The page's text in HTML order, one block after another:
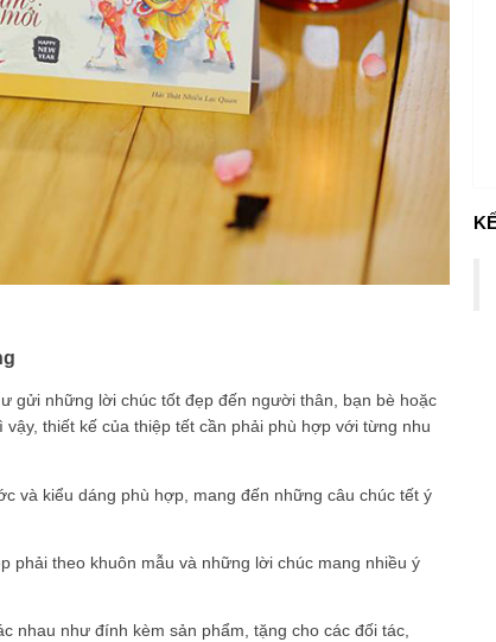
gửi những lời chúc tốt đẹp đến người thân, bạn bè hoặc
thiết kế của thiệp tết cần phải phù hợp với từng nhu
và kiểu dáng phù hợp, mang đến những câu chúc tết ý
phải theo khuôn mẫu và những lời chúc mang nhiều ý
nhau như đính kèm sản phẩm, tặng cho các đối tác,